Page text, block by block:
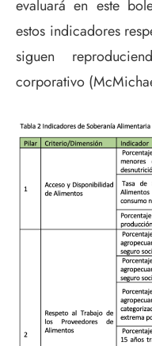
evaluará en este
estos indicadores
siguen
corporativo